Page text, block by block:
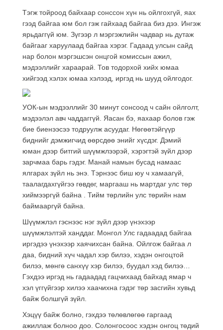
Тэгж тойроод байхаар сонссон хүн нь ойлгохгүй, яах
гээд байгаа юм бол гэж гайхаад байгаа биз дээ. Ингэж
ярьдаггүй юм. Зүгээр л мэргэжлийн чадвар нь дутаж
байгааг харуулаад байгаа хэрэг. Гадаад улсын сайд
нар болон мэргэшсэн онцгой комиссын ажил,
мэдээллийг хараарай. Тов тодорхой хийх юмаа
хийгээд хэлэх юмаа хэлээд, иргэд нь шууд ойлгодог.
УОК-ын мэдээллийг 30 минут сонсоод ч сайн ойлголт,
мэдээлэл авч чаддаггүй. Яасан бэ, яахаар болов гэж
бие биенээсээ тодруулж асуудаг. Нөгөөтэйгүүр
биднийг дэмжигчид өөрсдөө энийг хүсдэг. Дэмий
юман дээр битгий шүүмжлээрэй, хэрэгтэй зүйл дээр
зарчмаа барь гэдэг. Манай намын бусад намаас
ялгарах зүйл нь энэ. Тэрнээс биш юу ч хамаагүй,
таалагдахгүйгээ гөвдөг, маргааш нь мартдаг улс төр
хиймээргүй байна . Тийм төрлийн улс төрийн нам
баймааргүй байна.
Шүүмжлэл гэснээс нэг зүйл дээр үнэхээр
шүүмжлэлтэй ханддаг. Монгол Улс гадаадад байгаа
иргэдээ үнэхээр хаячихсан байна. Ойлгож байгаа л
даа, бидний хүч чадал хэр билээ, хэдэн онгоцтой
билээ, мөнгө санхүү хэр билээ, буудал хэд билээ…
Гэхдээ иргэд нь гадаадад гацчихаад байхад ямар ч
хэл үггүйгээр хилээ хаачихна гэдэг төр засгийн хувьд
байж болшгүй зүйл.
Хэцүү байж болно, гэхдээ төлөвлөгөө гаргаад
ажиллаж болноо доо. Солонгосоос хэдэн онгоц төдий